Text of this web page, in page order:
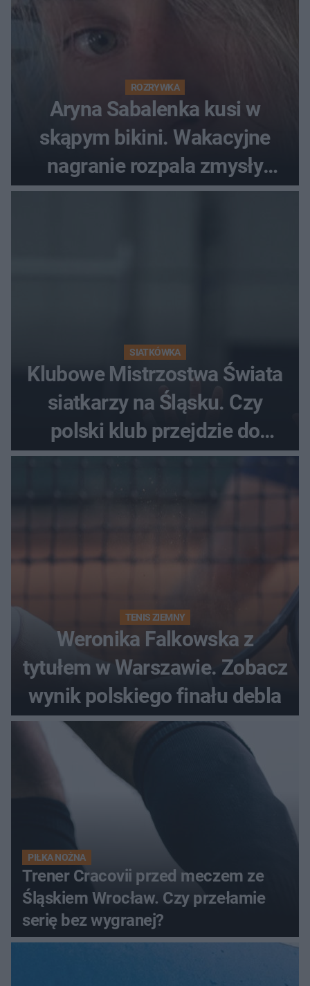
ROZRYWKA
Aryna Sabalenka kusi w
skąpym bikini. Wakacyjne
nagranie rozpala zmysły
fanów
SIATKÓWKA
Klubowe Mistrzostwa Świata
siatkarzy na Śląsku. Czy
polski klub przejdzie do
historii
TENIS ZIEMNY
Weronika Falkowska z
tytułem w Warszawie. Zobacz
wynik polskiego finału debla
PIŁKA NOŻNA
Trener Cracovii przed meczem ze
Śląskiem Wrocław. Czy przełamie
serię bez wygranej?